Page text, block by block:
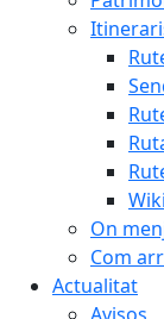
On
Com
Actualitat